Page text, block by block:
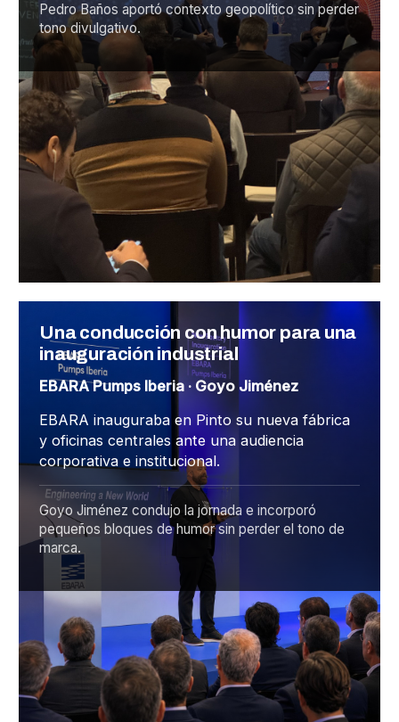
Pedro Baños aportó contexto geopolítico sin perder
tono divulgativo.
Una conducción con humor para una
inauguración industrial
EBARA Pumps Iberia · Goyo Jiménez
EBARA inauguraba en Pinto su nueva fábrica
y oficinas centrales ante una audiencia
corporativa e institucional.
Goyo Jiménez condujo la jornada e incorporó
pequeños bloques de humor sin perder el tono de
marca.